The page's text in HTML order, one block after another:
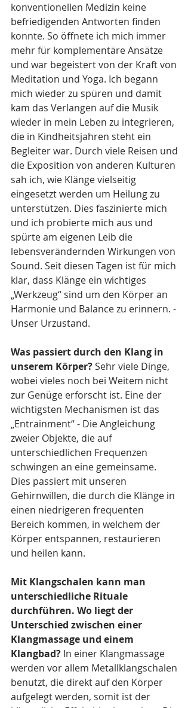
konventionellen Medizin keine
befriedigenden Antworten finden
konnte. So öffnete ich mich immer
mehr für komplementäre Ansätze
und war begeistert von der Kraft von
Meditation und Yoga. Ich begann
mich wieder zu spüren und damit
kam das Verlangen auf die Musik
wieder in mein Leben zu integrieren,
die in Kindheitsjahren steht ein
Begleiter war. Durch viele Reisen und
die Exposition von anderen Kulturen
sah ich, wie Klänge vielseitig
eingesetzt werden um Heilung zu
unterstützen. Dies faszinierte mich
und ich probierte mich aus und
spürte am eigenen Leib die
lebensverändernden Wirkungen von
Sound. Seit diesen Tagen ist für mich
klar, dass Klänge ein wichtiges
„Werkzeug“ sind um den Körper an
Harmonie und Balance zu erinnern. -
Unser Urzustand.
Was passiert durch den Klang in
unserem Körper? Sehr viele Dinge,
wobei vieles noch bei Weitem nicht
zur Genüge erforscht ist. Eine der
wichtigsten Mechanismen ist das
„Entrainment“ - Die Angleichung
zweier Objekte, die auf
unterschiedlichen Frequenzen
schwingen an eine gemeinsame.
Dies passiert mit unseren
Gehirnwillen, die durch die Klänge in
einen niedrigeren frequenten
Bereich kommen, in welchem der
Körper entspannen, restaurieren
und heilen kann.
Mit Klangschalen kann man
unterschiedliche Rituale
durchführen. Wo liegt der
Unterschied zwischen einer
Klangmassage und einem
Klangbad? In einer Klangmassage
werden vor allem Metallklangschalen
benutzt, die direkt auf den Körper
aufgelegt werden, somit ist der